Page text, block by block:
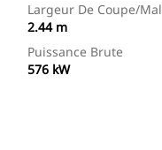
Largeur De Coupe/
2.44 m
Puissance Brute
576 kW